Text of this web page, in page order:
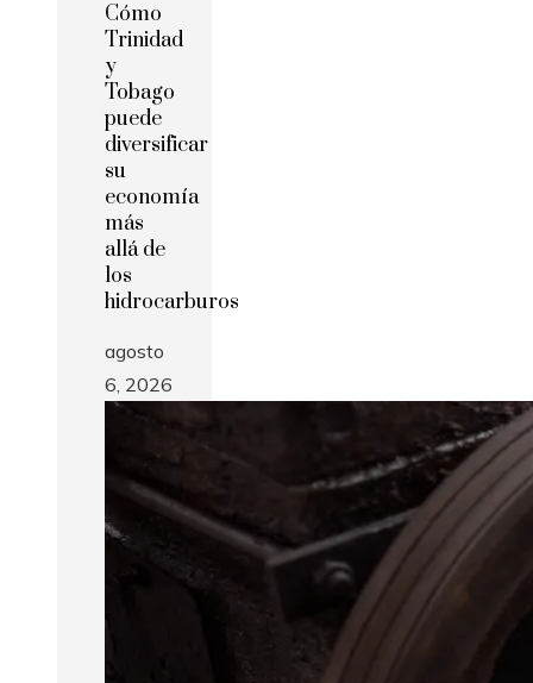
Cómo
Trinidad
y
Tobago
puede
diversificar
su
economía
más
allá de
los
hidrocarburos
agosto
6, 2026